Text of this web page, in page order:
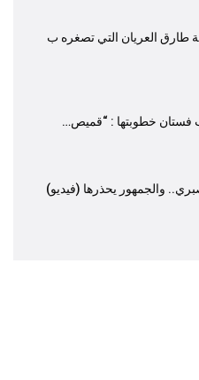
طارق العريان التي تصغره ب
فستان خطوبتها : “قميص…
والجمهور يحذرها (فيديو)